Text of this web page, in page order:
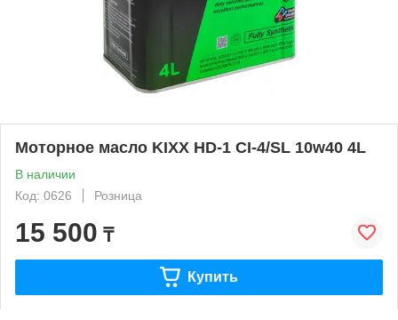
Моторное масло KIXX HD-1 CI-4/SL 10w40 4L
В наличии
Код: 0626
Розница
15 500 ₸
Купить